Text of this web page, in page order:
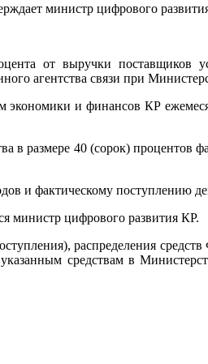
министр цифрового
от выручки поставщиков
агентства связи при
экономики и финансов КР
размере 40 (сорок) процентов
и фактическому поступлению
министр цифрового развития КР.
распределения
средствам в